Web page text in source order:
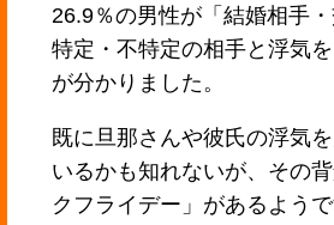
26.9％の男性が「結婚相手
特定・不特定の相手と浮気
が分かりました。
既に旦那さんや彼氏の浮気
いるかも知れないが、その
クフライデー」があるよう